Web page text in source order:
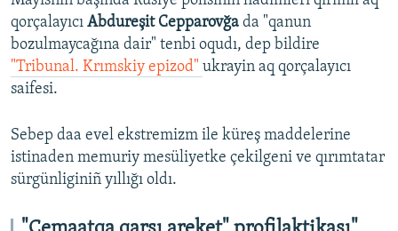
qorçalayıcı Abdureşit Cepparovğa da "qanun
bozulmaycağına dair" tenbi oqudı, dep bildire
"Tribunal. Krımskiy epizod" ukrayin aq qorçalayıcı
saifesi.
Sebep daa evel ekstremizm ile küreş maddelerine
istinaden memuriy mesüliyetke çekilgeni ve qırımtatar
sürgünliginiñ yıllığı oldı.